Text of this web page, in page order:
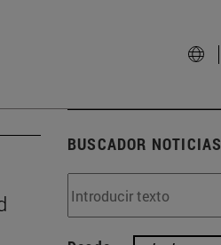
BUSCADOR NOTICIAS